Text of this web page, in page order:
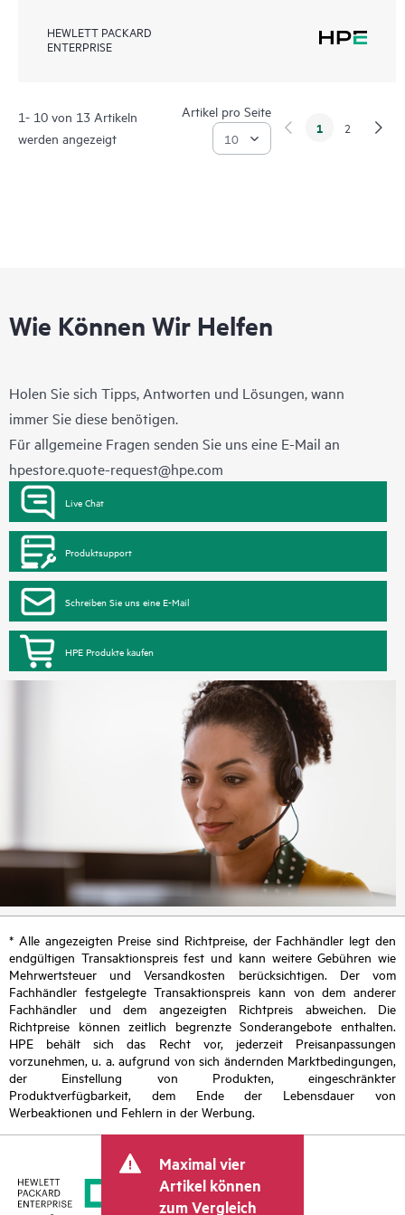
HEWLETT PACKARD
ENTERPRISE
1- 10 von 13 Artikeln
werden angezeigt
Artikel pro Seite
1 2
Wie Können Wir Helfen
Holen Sie sich Tipps, Antworten und Lösungen, wann
immer Sie diese benötigen.
Für allgemeine Fragen senden Sie uns eine E-Mail an
hpestore.quote-request@hpe.com
Live Chat
Produktsupport
Schreiben Sie uns eine E-Mail
HPE Produkte kaufen
* Alle angezeigten Preise sind Richtpreise, der Fachhändler legt den
endgültigen Transaktionspreis fest und kann weitere Gebühren wie
Mehrwertsteuer und Versandkosten berücksichtigen. Der vom
Fachhändler festgelegte Transaktionspreis kann von dem anderer
Fachhändler und dem angezeigten Richtpreis abweichen. Die
Richtpreise können zeitlich begrenzte Sonderangebote enthalten.
HPE behält sich das Recht vor, jederzeit Preisanpassungen
vorzunehmen, u. a. aufgrund von sich ändernden Marktbedingungen,
der Einstellung von Produkten, eingeschränkter
Produktverfügbarkeit, dem Ende der Lebensdauer von
Werbeaktionen und Fehlern in der Werbung.
Maximal vier
Artikel können
zum Vergleich